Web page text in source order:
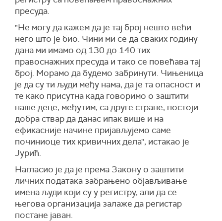
пресуда.
"Не могу да кажем да је тај број нешто већи
него што је био. Чини ми се да сваких годину
дана ми имамо од 130 до 140 тих
правоснажних пресуда и тако се повећава тај
број. Морамо да будемо забринути. Чињеница
је да су ти људи међу нама, да је та опасност и
те како присутна када говоримо о заштити
наше деце, међутим, са друге стране, постоји
добра ствар да данас ипак више и на
ефикасније начине пријављујемо саме
починиоце тих кривичних дела", истакао је
Јурић.
Нагласио је да је према Закону о заштити
личних података забрањено објављивање
имена људи који су у регистру, али да се
његова организација залаже да регистар
постане јаван.